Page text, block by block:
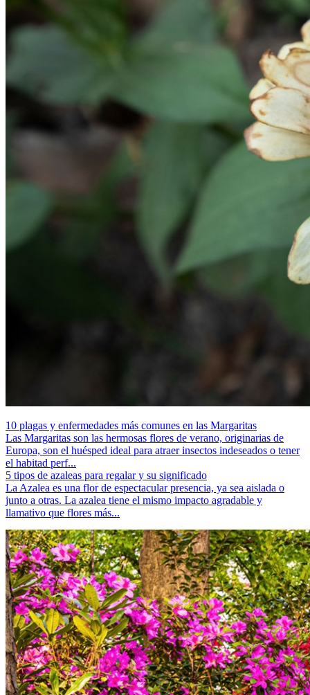
10 plagas y enfermedades más comunes en las Margaritas
Las Margaritas son las hermosas flores de verano, originarias de
Europa, son el huésped ideal para atraer insectos indeseados o tener
el habitad perf...
5 tipos de azaleas para regalar y su significado
La Azalea es una flor de espectacular presencia, ya sea aislada o
junto a otras. La azalea tiene el mismo impacto agradable y
llamativo que flores más...